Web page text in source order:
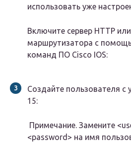
использовать уже
Включите сервер HTTP
маршрутизатора с
команд ПО Cisco IOS:
Создайте пользователя с
15:
Примечание. Замените
<password> на имя